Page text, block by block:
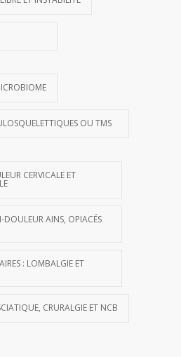
OU TMS
CERVICALE ET
DOULEUR AINS, OPIACÉS
: LOMBALGIE ET
CRURALGIE ET NCB